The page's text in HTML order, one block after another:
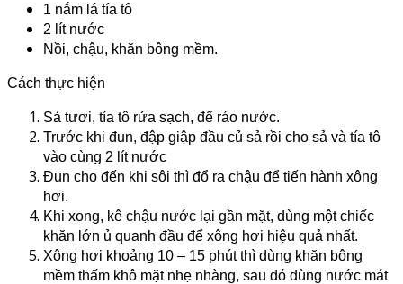
1 nắm lá tía tô
2 lít nước
Nồi, chậu, khăn bông mềm.
Cách thực hiện
Sả tươi, tía tô rửa sạch, để ráo nước.
Trước khi đun, đập giập đầu củ sả rồi cho sả và tía tô
vào cùng 2 lít nước
Đun cho đến khi sôi thì đổ ra chậu để tiến hành xông
hơi.
Khi xong, kê chậu nước lại gần mặt, dùng một chiếc
khăn lớn ủ quanh đầu để xông hơi hiệu quả nhất.
Xông hơi khoảng 10 – 15 phút thì dùng khăn bông
mềm thấm khô mặt nhẹ nhàng, sau đó dùng nước mát